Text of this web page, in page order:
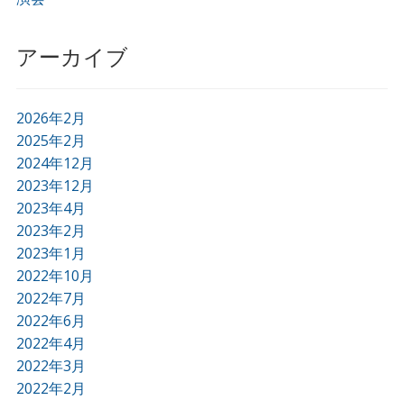
アーカイブ
2026年2月
2025年2月
2024年12月
2023年12月
2023年4月
2023年2月
2023年1月
2022年10月
2022年7月
2022年6月
2022年4月
2022年3月
2022年2月